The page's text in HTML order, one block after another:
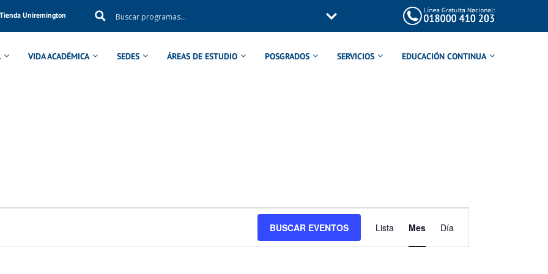
Tienda Uniremington
VIDA ACADÉMICA SEDES ÁREAS DE ESTUDIO POSGRADOS SERVICIOS EDUCACIÓN CONTINUA
BUSCAR EVENTOS Lista Mes Día